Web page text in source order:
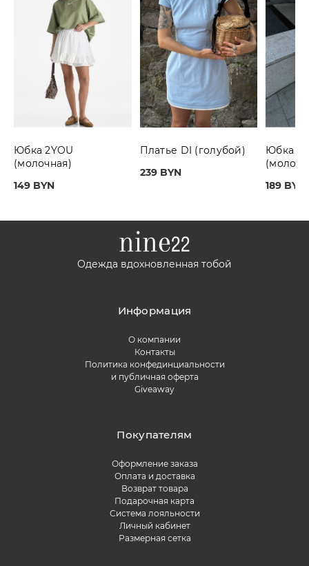
Юбка 2YOU
(молочная)
149 BYN
Платье DI (голубой)
239 BYN
Юбка
189 BYN
Одежда вдохновленная тобой
Информация
О компании
Контакты
Политика конфединциальности
и публичная оферта
Giveaway
Покупателям
Оформление заказа
Оплата и доставка
Возврат товара
Подарочная карта
Система лояльности
Личный кабинет
Размерная сетка